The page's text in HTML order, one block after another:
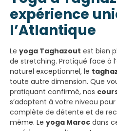
expérience
l’Atlantique
Le yoga Taghazout est bien
de stretching. Pratiqué face à
naturel exceptionnel, le
toute autre dimension. Que
pratiquant confirmé, nos
s’adaptent à votre niveau
complète de détente et de
même. Le yoga Maroc dans